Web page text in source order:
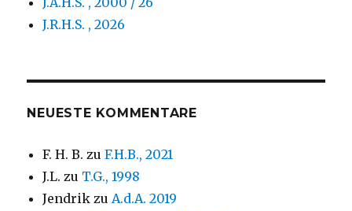
J.R.H.S. , 2026
NEUESTE KOMMENTARE
F. H. B. zuF.H.B., 2021
J.L. zu T.G., 1998
Jendrik zu A.d.A. 2019